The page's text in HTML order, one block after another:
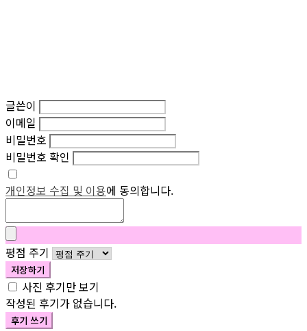
글쓴이
이메일
비밀번호
비밀번호 확인
개인정보 수집 및 이용에 동의합니다.
평점 주기
저장하기
사진 후기만 보기
작성된 후기가 없습니다.
후기 쓰기